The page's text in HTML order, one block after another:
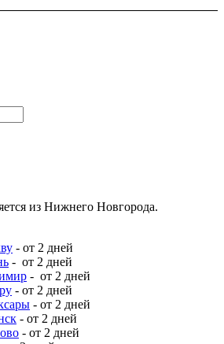
из Нижнего Новгорода.
- от 2 дней
- от 2 дней
- от 2 дней
- от 2 дней
- от 2 дней
- от 2 дней
- от 2 дней